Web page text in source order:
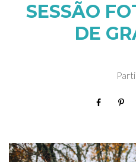
SESSÃO
DE